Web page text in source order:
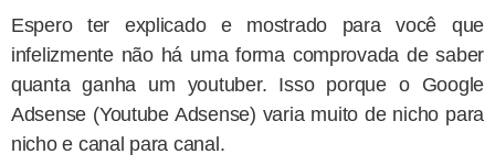
Espero ter explicado e mostrado para você que
infelizmente não há uma forma comprovada de saber
quanta ganha um youtuber. Isso porque o Google
Adsense (Youtube Adsense) varia muito de nicho para
nicho e canal para canal.